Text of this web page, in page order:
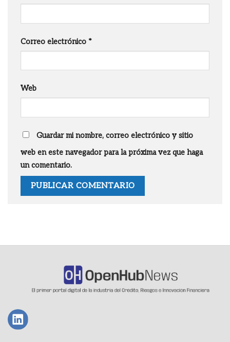
Correo electrónico *
Web
Guardar mi nombre, correo electrónico y sitio
web en este navegador para la próxima vez que haga
un comentario.